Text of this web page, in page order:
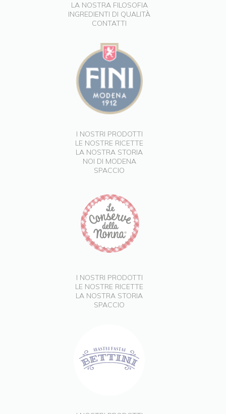
LA NOSTRA FILOSOFIA
INGREDIENTI DI QUALITÀ
CONTATTI
I NOSTRI PRODOTTI
LE NOSTRE RICETTE
LA NOSTRA STORIA
NOI DI MODENA
SPACCIO
I NOSTRI PRODOTTI
LE NOSTRE RICETTE
LA NOSTRA STORIA
SPACCIO